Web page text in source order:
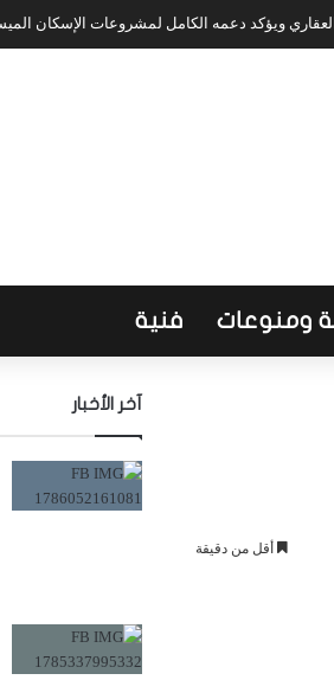
ويؤكد دعمه الكامل لمشروعات الإسكان
ومنوعات فنية
أقل من دقيقة
آخر الأخبار